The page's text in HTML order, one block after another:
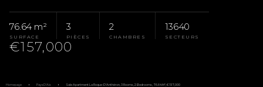
76.64 m²
SURFACE
3
PIÈCES
2
CHAMBRES
13640
SECTEURS
€157,000
Homepage Pays D'Aix Sale Apartment La Roque-D'Anthéron, 3 Rooms, 2 Bedrooms, 76.64 M², €157,000